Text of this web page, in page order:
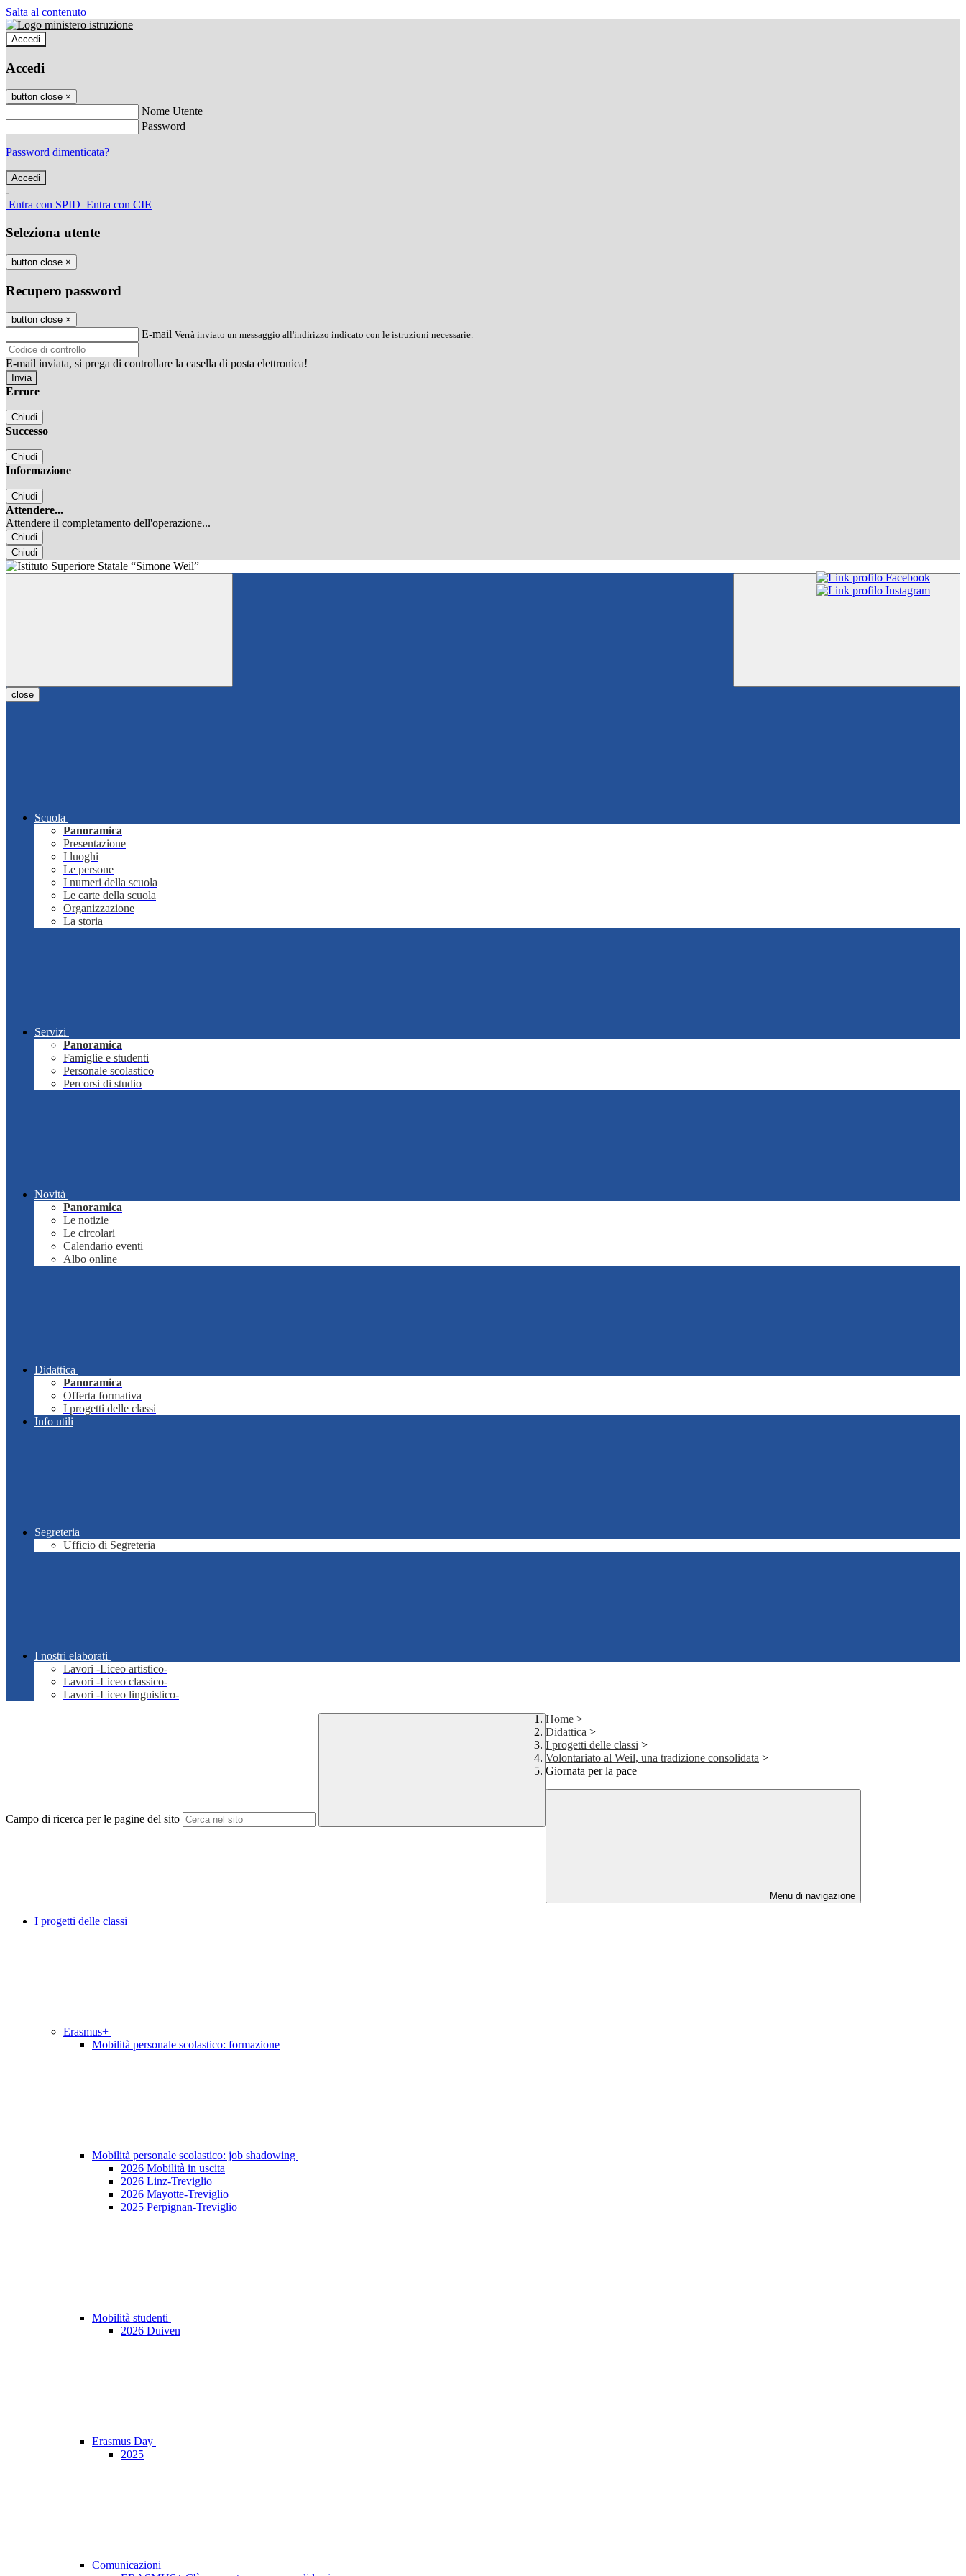
Salta al contenuto
Accedi
Accedi
button close ×
Nome Utente
Password
Password dimenticata?
-
Entra con SPID Entra con CIE
Seleziona utente
button close ×
Recupero password
button close ×
E-mail Verrà inviato un messaggio all'indirizzo indicato con le istruzioni necessarie.
E-mail inviata, si prega di controllare la casella di posta elettronica!
Errore
Chiudi
Successo
Chiudi
Informazione
Chiudi
Attendere...
Attendere il completamento dell'operazione...
Chiudi
Chiudi
close
Scuola
Panoramica
Presentazione
I luoghi
Le persone
I numeri della scuola
Le carte della scuola
Organizzazione
La storia
Servizi
Panoramica
Famiglie e studenti
Personale scolastico
Percorsi di studio
Novità
Panoramica
Le notizie
Le circolari
Calendario eventi
Albo online
Didattica
Panoramica
Offerta formativa
I progetti delle classi
Info utili
Segreteria
Ufficio di Segreteria
I nostri elaborati
Lavori -Liceo artistico-
Lavori -Liceo classico-
Lavori -Liceo linguistico-
Campo di ricerca per le pagine del sito
Home >
Didattica >
I progetti delle classi >
Volontariato al Weil, una tradizione consolidata >
Giornata per la pace
Menu di navigazione
I progetti delle classi
Erasmus+
Mobilità personale scolastico: formazione
Mobilità personale scolastico: job shadowing
2026 Mobilità in uscita
2026 Linz-Treviglio
2026 Mayotte-Treviglio
2025 Perpignan-Treviglio
Mobilità studenti
2026 Duiven
Erasmus Day
2025
Comunicazioni